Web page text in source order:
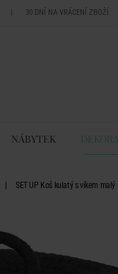
| 30 DNÍ NA VRÁCENÍ ZBOŽÍ
NÁBYTEK
SET UP Koš kulatý s víkem malý